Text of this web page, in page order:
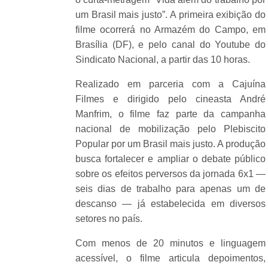
um Brasil mais justo”. A primeira exibição do
filme ocorrerá no Armazém do Campo, em
Brasília (DF), e pelo canal do Youtube do
Sindicato Nacional, a partir das 10 horas.
Realizado em parceria com a Cajuína
Filmes e dirigido pelo cineasta André
Manfrim, o filme faz parte da campanha
nacional de mobilização pelo Plebiscito
Popular por um Brasil mais justo. A produção
busca fortalecer e ampliar o debate público
sobre os efeitos perversos da jornada 6x1 —
seis dias de trabalho para apenas um de
descanso — já estabelecida em diversos
setores no país.
Com menos de 20 minutos e linguagem
acessível, o filme articula depoimentos,